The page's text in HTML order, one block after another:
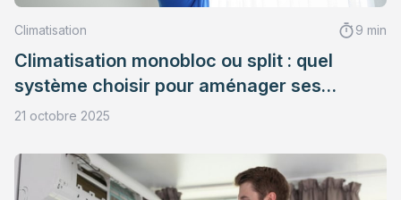
Climatisation 9 min
Climatisation monobloc ou split : quel
système choisir pour aménager ses
combles ?
21 octobre 2025